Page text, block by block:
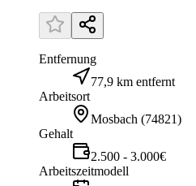
Entfernung
77,9 km entfernt
Arbeitsort
Mosbach (74821)
Gehalt
2.500 - 3.000€
Arbeitszeitmodell